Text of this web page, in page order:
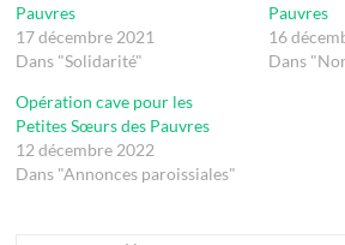
Pauvres
17 décembre 2021
Dans "Solidarité"
Pauvres
16
Dans
Opération cave pour les
Petites Sœurs des Pauvres
12 décembre 2022
Dans "Annonces paroissiales"